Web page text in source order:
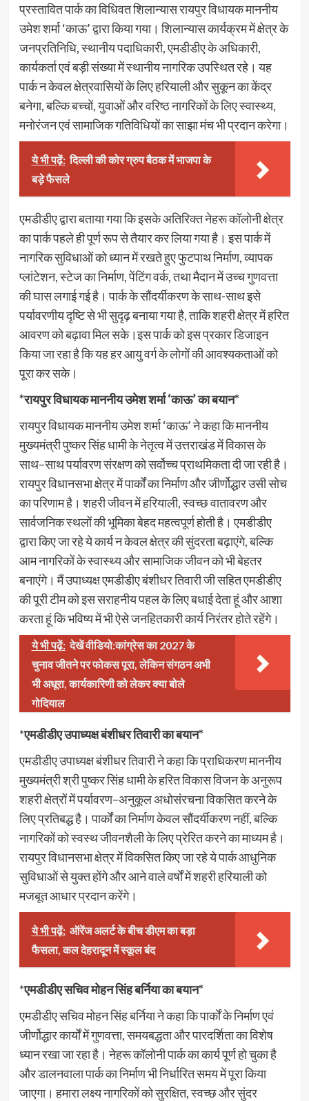
प्रस्तावित पार्क का विधिवत शिलान्यास रायपुर विधायक माननीय
उमेश शर्मा ‘काऊ’ द्वारा किया गया। शिलान्यास कार्यक्रम में क्षेत्र के
जनप्रतिनिधि, स्थानीय पदाधिकारी, एमडीडीए के अधिकारी,
कार्यकर्ता एवं बड़ी संख्या में स्थानीय नागरिक उपस्थित रहे। यह
पार्क न केवल क्षेत्रवासियों के लिए हरियाली और सुकून का केंद्र
बनेगा, बल्कि बच्चों, युवाओं और वरिष्ठ नागरिकों के लिए स्वास्थ्य,
मनोरंजन एवं सामाजिक गतिविधियों का साझा मंच भी प्रदान करेगा।
ये भी पढ़ें: दिल्ली की कोर ग्रुप बैठक में भाजपा के
बड़े फैसले
एमडीडीए द्वारा बताया गया कि इसके अतिरिक्त नेहरू कॉलोनी क्षेत्र
का पार्क पहले ही पूर्ण रूप से तैयार कर लिया गया है। इस पार्क में
नागरिक सुविधाओं को ध्यान में रखते हुए फुटपाथ निर्माण, व्यापक
प्लांटेशन, स्टेज का निर्माण, पेंटिंग वर्क, तथा मैदान में उच्च गुणवत्ता
की घास लगाई गई है। पार्क के सौंदर्यीकरण के साथ-साथ इसे
पर्यावरणीय दृष्टि से भी सुदृढ़ बनाया गया है, ताकि शहरी क्षेत्र में हरित
आवरण को बढ़ावा मिल सके।इस पार्क को इस प्रकार डिजाइन
किया जा रहा है कि यह हर आयु वर्ग के लोगों की आवश्यकताओं को
पूरा कर सके।
*रायपुर विधायक माननीय उमेश शर्मा ‘काऊ’ का बयान*
रायपुर विधायक माननीय उमेश शर्मा ‘काऊ’ ने कहा कि माननीय
मुख्यमंत्री पुष्कर सिंह धामी के नेतृत्व में उत्तराखंड में विकास के
साथ–साथ पर्यावरण संरक्षण को सर्वोच्च प्राथमिकता दी जा रही है।
रायपुर विधानसभा क्षेत्र में पार्कों का निर्माण और जीर्णोद्धार उसी सोच
का परिणाम है। शहरी जीवन में हरियाली, स्वच्छ वातावरण और
सार्वजनिक स्थलों की भूमिका बेहद महत्वपूर्ण होती है। एमडीडीए
द्वारा किए जा रहे ये कार्य न केवल क्षेत्र की सुंदरता बढ़ाएंगे, बल्कि
आम नागरिकों के स्वास्थ्य और सामाजिक जीवन को भी बेहतर
बनाएंगे। मैं उपाध्यक्ष एमडीडीए बंशीधर तिवारी जी सहित एमडीडीए
की पूरी टीम को इस सराहनीय पहल के लिए बधाई देता हूं और आशा
करता हूं कि भविष्य में भी ऐसे जनहितकारी कार्य निरंतर होते रहेंगे।
ये भी पढ़ें: देखें वीडियो:कांग्रेस का 2027 के
चुनाव जीतने पर फोकस पूरा, लेकिन संगठन अभी
भी अधूरा, कार्यकारिणी को लेकर क्या बोले
गोदियाल
*एमडीडीए उपाध्यक्ष बंशीधर तिवारी का बयान*
एमडीडीए उपाध्यक्ष बंशीधर तिवारी ने कहा कि प्राधिकरण माननीय
मुख्यमंत्री श्री पुष्कर सिंह धामी के हरित विकास विजन के अनुरूप
शहरी क्षेत्रों में पर्यावरण–अनुकूल अधोसंरचना विकसित करने के
लिए प्रतिबद्ध है। पार्कों का निर्माण केवल सौंदर्यीकरण नहीं, बल्कि
नागरिकों को स्वस्थ जीवनशैली के लिए प्रेरित करने का माध्यम है।
रायपुर विधानसभा क्षेत्र में विकसित किए जा रहे ये पार्क आधुनिक
सुविधाओं से युक्त होंगे और आने वाले वर्षों में शहरी हरियाली को
मजबूत आधार प्रदान करेंगे।
ये भी पढ़ें: ऑरेंज अलर्ट के बीच डीएम का बड़ा
फैसला, कल देहरादून में स्कूल बंद
*एमडीडीए सचिव मोहन सिंह बर्निया का बयान*
एमडीडीए सचिव मोहन सिंह बर्निया ने कहा कि पार्कों के निर्माण एवं
जीर्णोद्धार कार्यों में गुणवत्ता, समयबद्धता और पारदर्शिता का विशेष
ध्यान रखा जा रहा है। नेहरू कॉलोनी पार्क का कार्य पूर्ण हो चुका है
और डालनवाला पार्क का निर्माण भी निर्धारित समय में पूरा किया
जाएगा। हमारा लक्ष्य नागरिकों को सुरक्षित, स्वच्छ और सुंदर